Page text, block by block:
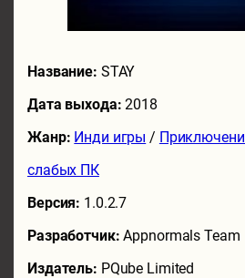
Название: STAY
Дата выхода:2018
Жанр: Инди игры /
слабых ПК
Версия: 1.0.2.7
Разработчик:Appnormals Team
Издатель: PQube Limited